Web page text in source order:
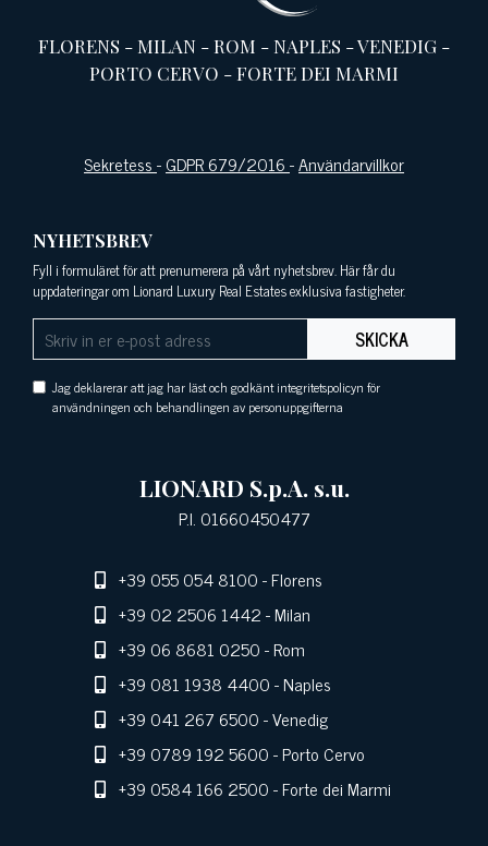
FLORENS -MILAN -ROM -NAPLES -VENEDIG -
PORTO CERVO -FORTE DEI MARMI
Sekretess-GDPR 679/2016-Användarvillkor
NYHETSBREV
Fyll i formuläret för att prenumerera på vårt nyhetsbrev. Här får du
uppdateringar om Lionard Luxury Real Estates exklusiva fastigheter.
SKICKA
Jag deklarerar att jag har läst och godkänt integritetspolicyn för
användningen och behandlingen av personuppgifterna
LIONARD S.p.A. s.u.
P.I. 01660450477
+39 055 054 8100- Florens
+39 02 2506 1442- Milan
+39 06 8681 0250- Rom
+39 081 1938 4400- Naples
+39 041 267 6500- Venedig
+39 0789 192 5600- Porto Cervo
+39 0584 166 2500- Forte dei Marmi